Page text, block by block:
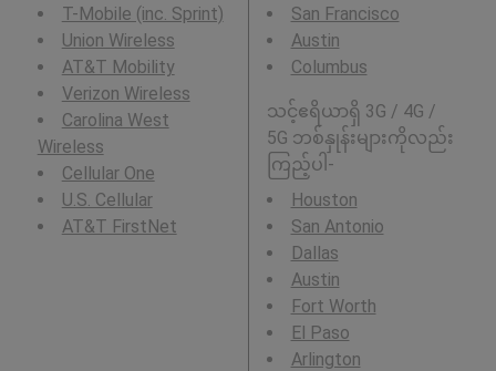
T-Mobile (inc. Sprint)
Union Wireless
AT&T Mobility
Verizon Wireless
Carolina West
Wireless
Cellular One
U.S. Cellular
AT&T FirstNet
San Francisco
Austin
Columbus
သင့်ဧရိယာရှိ 3G / 4G /
5G ဘစ်နှုန်းများကိုလည်း
ကြည့်ပါ-
Houston
San Antonio
Dallas
Austin
Fort Worth
El Paso
Arlington